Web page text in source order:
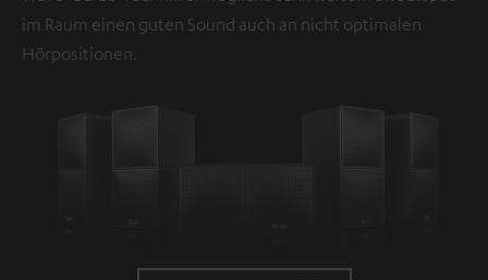
im Raum einen guten Sound auch an nicht optimalen
Hörpositionen.